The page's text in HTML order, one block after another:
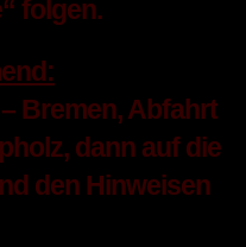
folgen.
Bremen, Abfahrt
dann auf die
den Hinweisen